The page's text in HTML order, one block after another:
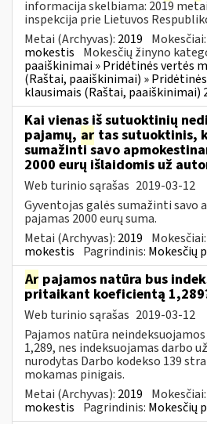
informacija skelbiama: 2019
inspekcija prie Lietuvos
Metai (Archyvas): 2019 Mokesčiai:
mokestis Mokesčių žinyno
paaiškinimai » Pridėtinės vertės
(Raštai, paaiškinimai) »
klausimais (Raštai, paaiškinimai)
Kai vienas iš sutuoktinių
pajamų, ar tas sutuoktinis,
sumažinti savo
2000 eurų išlaidomis už
Web turinio sąrašas 2019-03-12
Gyventojas galės sumažinti savo
pajamas 2000 eurų suma.
Metai (Archyvas): 2019 Mokesčiai:
mokestis Pagrindinis: Mokesčių
Ar pajamos natūra bus
pritaikant koeficientą
Web turinio sąrašas 2019-03-12
Pajamos natūra
1,289, nes indeksuojamas darbo
nurodytas Darbo kodekso 139
mokamas pinigais.
Metai (Archyvas): 2019 Mokesčiai:
mokestis Pagrindinis: Mokesčių